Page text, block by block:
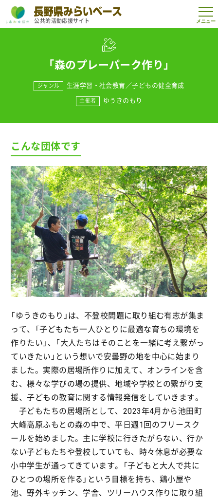
t
o
公共的活動応援サイト
「森のプレーパーク作り」
ジャンル 生涯学習・社会教育 ／子どもの健全育成
主催者 ゆうきのもり
こんな団体です
「ゆうきのもり」は、不登校問題に取り組む有志が集ま
って、「子どもたち一人ひとりに最適な育ちの環境を
作りたい」、「大人たちはそのことを一緒に考え繋がっ
ていきたい」という想いで安曇野の地を中心に始まり
ました。実際の居場所作りに加えて、オンラインを含
む、様々な学びの場の提供、地域や学校との繋がり支
援、子どもの教育に関する情報発信をしていきます。
子どもたちの居場所として、2023年4月から池田町
大峰高原ふもとの森の中で、平日週1回のフリースク
ールを始めました。主に学校に行きたがらない、行か
ない子どもたちや登校していても、時々休息が必要な
小中学生が通ってきています。「子どもと大人で共に
ひとつの場所を作る」という目標を持ち、鶏小屋や
池、野外キッチン、学舎、ツリーハウス作りに取り組